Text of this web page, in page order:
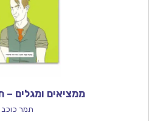
ממציאים ומגלים –
תמר כוכב